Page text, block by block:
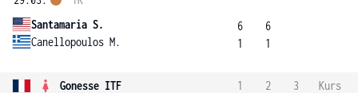
Santamaria S.
Canellopoulos M.
6
1
6
1
Gonesse ITF 1 2 3
Kurs